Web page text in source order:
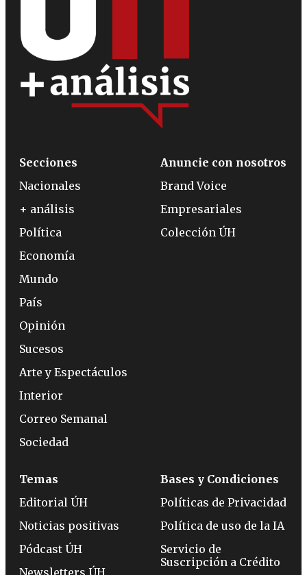
Secciones
Nacionales
+ análisis
Política
Economía
Mundo
País
Opinión
Sucesos
Arte y Espectáculos
Interior
Correo Semanal
Sociedad
Anuncie con nosotros
Brand Voice
Empresariales
Colección ÚH
Temas
Editorial ÚH
Noticias positivas
Pódcast ÚH
Newsletters ÚH
Bases y Condiciones
Políticas de Privacidad
Política de uso de la IA
Servicio de
Suscripción a Crédito